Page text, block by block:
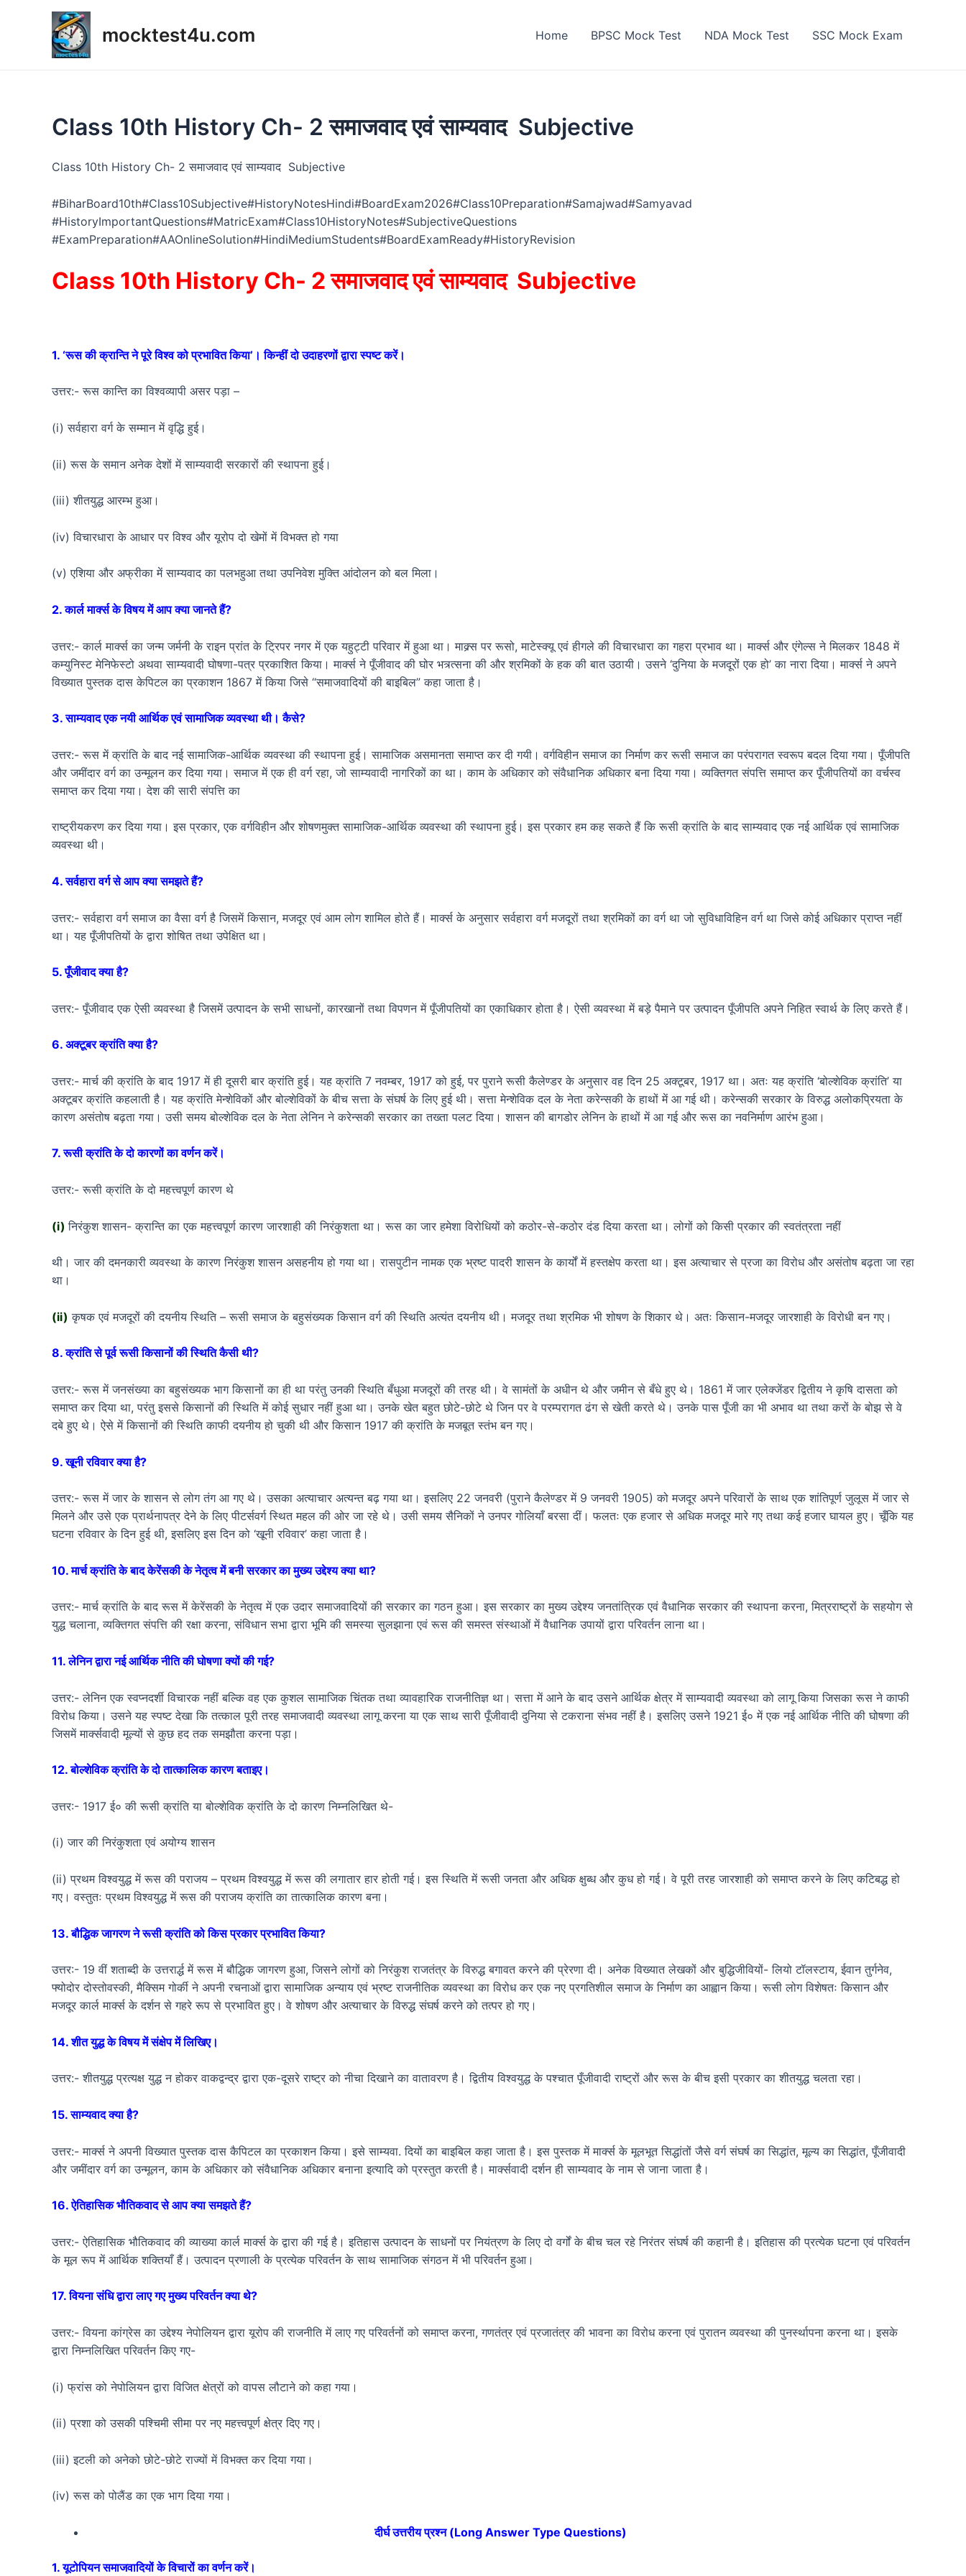
mocktest4u.com Home BPSC Mock Test NDA Mock Test SSC Mock Exam
Class 10th History Ch- 2 समाजवाद एवं साम्यवाद Subjective
Class 10th History Ch- 2 समाजवाद एवं साम्यवाद Subjective
#BiharBoard10th#Class10Subjective#HistoryNotesHindi#BoardExam2026#Class10Preparation#Samajwad#Samyavad
#HistoryImportantQuestions#MatricExam#Class10HistoryNotes#SubjectiveQuestions
#ExamPreparation#AAOnlineSolution#HindiMediumStudents#BoardExamReady#HistoryRevision
Class 10th History Ch- 2 समाजवाद एवं साम्यवाद Subjective
1. ‘रूस की क्रान्ति ने पूरे विश्व को प्रभावित किया’। किन्हीं दो उदाहरणों द्वारा स्पष्ट करें।
उत्तर:- रूस कान्ति का विश्वव्यापी असर पड़ा –
(i) सर्वहारा वर्ग के सम्मान में वृद्धि हुई।
(ii) रूस के समान अनेक देशों में साम्यवादी सरकारों की स्थापना हुई।
(iii) शीतयुद्ध आरम्भ हुआ।
(iv) विचारधारा के आधार पर विश्व और यूरोप दो खेमों में विभक्त हो गया
(v) एशिया और अफ्रीका में साम्यवाद का पलभहुआ तथा उपनिवेश मुक्ति आंदोलन को बल मिला।
2. कार्ल मार्क्स के विषय में आप क्या जानते हैं?
उत्तर:- कार्ल मार्क्स का जन्म जर्मनी के राइन प्रांत के ट्रिपर नगर में एक यहुट्टी परिवार में हुआ था। माक्र्स पर रूसो, माटेस्क्यू एवं हीगले की विचारधारा का गहरा प्रभाव था। मार्क्स और एंगेल्स ने मिलकर 1848 में
कम्युनिस्ट मेनिफेस्टो अथवा साम्यवादी घोषणा-पत्र प्रकाशित किया। मार्क्स ने पूँजीवाद की घोर भत्र्त्सना की और श्रमिकों के हक की बात उठायी। उसने ‘दुनिया के मजदूरों एक हो’ का नारा दिया। मार्क्स ने अपने
विख्यात पुस्तक दास केपिटल का प्रकाशन 1867 में किया जिसे “समाजवादियों की बाइबिल” कहा जाता है।
3. साम्यवाद एक नयी आर्थिक एवं सामाजिक व्यवस्था थी। कैसे?
उत्तर:- रूस में क्रांति के बाद नई सामाजिक-आर्थिक व्यवस्था की स्थापना हुई। सामाजिक असमानता समाप्त कर दी गयी। वर्गविहीन समाज का निर्माण कर रूसी समाज का परंपरागत स्वरूप बदल दिया गया। पूँजीपति
और जमींदार वर्ग का उन्मूलन कर दिया गया। समाज में एक ही वर्ग रहा, जो साम्यवादी नागरिकों का था। काम के अधिकार को संवैधानिक अधिकार बना दिया गया। व्यक्तिगत संपत्ति समाप्त कर पूँजीपतियों का वर्चस्व
समाप्त कर दिया गया। देश की सारी संपत्ति का
राष्ट्रीयकरण कर दिया गया। इस प्रकार, एक वर्गविहीन और शोषणमुक्त सामाजिक-आर्थिक व्यवस्था की स्थापना हुई। इस प्रकार हम कह सकते हैं कि रूसी क्रांति के बाद साम्यवाद एक नई आर्थिक एवं सामाजिक
व्यवस्था थी।
4. सर्वहारा वर्ग से आप क्या समझते हैं?
उत्तर:- सर्वहारा वर्ग समाज का वैसा वर्ग है जिसमें किसान, मजदूर एवं आम लोग शामिल होते हैं। मार्क्स के अनुसार सर्वहारा वर्ग मजदूरों तथा श्रमिकों का वर्ग था जो सुविधाविहिन वर्ग था जिसे कोई अधिकार प्राप्त नहीं
था। यह पूँजीपतियों के द्वारा शोषित तथा उपेक्षित था।
5. पूँजीवाद क्या है?
उत्तर:- पूँजीवाद एक ऐसी व्यवस्था है जिसमें उत्पादन के सभी साधनों, कारखानों तथा विपणन में पूँजीपतियों का एकाधिकार होता है। ऐसी व्यवस्था में बड़े पैमाने पर उत्पादन पूँजीपति अपने निहित स्वार्थ के लिए करते हैं।
6. अक्टूबर क्रांति क्या है?
उत्तर:- मार्च की क्रांति के बाद 1917 में ही दूसरी बार क्रांति हुई। यह क्रांति 7 नवम्बर, 1917 को हुई, पर पुराने रूसी कैलेण्डर के अनुसार वह दिन 25 अक्टूबर, 1917 था। अतः यह क्रांति ‘बोल्शेविक क्रांति’ या
अक्टूबर क्रांति कहलाती है। यह क्रांति मेन्शेविकों और बोल्शेविकों के बीच सत्ता के संघर्ष के लिए हुई थी। सत्ता मेन्शेविक दल के नेता करेन्सकी के हाथों में आ गई थी। करेन्सकी सरकार के विरुद्ध अलोकप्रियता के
कारण असंतोष बढ़ता गया। उसी समय बोल्शेविक दल के नेता लेनिन ने करेन्सकी सरकार का तख्ता पलट दिया। शासन की बागडोर लेनिन के हाथों में आ गई और रूस का नवनिर्माण आरंभ हुआ।
7. रूसी क्रांति के दो कारणों का वर्णन करें।
उत्तर:- रूसी क्रांति के दो महत्त्वपूर्ण कारण थे
(i)निरंकुश शासन- क्रान्ति का एक महत्त्वपूर्ण कारण जारशाही की निरंकुशता था। रूस का जार हमेशा विरोधियों को कठोर-से-कठोर दंड दिया करता था। लोगों को किसी प्रकार की स्वतंत्रता नहीं
थी। जार की दमनकारी व्यवस्था के कारण निरंकुश शासन असहनीय हो गया था। रासपुटीन नामक एक भ्रष्ट पादरी शासन के कार्यों में हस्तक्षेप करता था। इस अत्याचार से प्रजा का विरोध और असंतोष बढ़ता जा रहा
था।
(ii) कृषक एवं मजदूरों की दयनीय स्थिति – रूसी समाज के बहुसंख्यक किसान वर्ग की स्थिति अत्यंत दयनीय थी। मजदूर तथा श्रमिक भी शोषण के शिकार थे। अतः किसान-मजदूर जारशाही के विरोधी बन गए।
8. क्रांति से पूर्व रूसी किसानों की स्थिति कैसी थी?
उत्तर:- रूस में जनसंख्या का बहुसंख्यक भाग किसानों का ही था परंतु उनकी स्थिति बँधुआ मजदूरों की तरह थी। वे सामंतों के अधीन थे और जमीन से बँधे हुए थे। 1861 में जार एलेक्जेंडर द्वितीय ने कृषि दासता को
समाप्त कर दिया था, परंतु इससे किसानों की स्थिति में कोई सुधार नहीं हुआ था। उनके खेत बहुत छोटे-छोटे थे जिन पर वे परम्परागत ढंग से खेती करते थे। उनके पास पूँजी का भी अभाव था तथा करों के बोझ से वे
दबे हुए थे। ऐसे में किसानों की स्थिति काफी दयनीय हो चुकी थी और किसान 1917 की क्रांति के मजबूत स्तंभ बन गए।
9. खूनी रविवार क्या है?
उत्तर:- रूस में जार के शासन से लोग तंग आ गए थे। उसका अत्याचार अत्यन्त बढ़ गया था। इसलिए 22 जनवरी (पुराने कैलेण्डर में 9 जनवरी 1905) को मजदूर अपने परिवारों के साथ एक शांतिपूर्ण जुलूस में जार से
मिलने और उसे एक प्रार्थनापत्र देने के लिए पीटर्सवर्ग स्थित महल की ओर जा रहे थे। उसी समय सैनिकों ने उनपर गोलियाँ बरसा दीं। फलतः एक हजार से अधिक मजदूर मारे गए तथा कई हजार घायल हुए। चूँकि यह
घटना रविवार के दिन हुई थी, इसलिए इस दिन को ‘खूनी रविवार’ कहा जाता है।
10. मार्च क्रांति के बाद केरेंसकी के नेतृत्व में बनी सरकार का मुख्य उद्देश्य क्या था?
उत्तर:- मार्च क्रांति के बाद रूस में केरेंसकी के नेतृत्व में एक उदार समाजवादियों की सरकार का गठन हुआ। इस सरकार का मुख्य उद्देश्य जनतांत्रिक एवं वैधानिक सरकार की स्थापना करना, मित्रराष्ट्रों के सहयोग से
युद्ध चलाना, व्यक्तिगत संपत्ति की रक्षा करना, संविधान सभा द्वारा भूमि की समस्या सुलझाना एवं रूस की समस्त संस्थाओं में वैधानिक उपायों द्वारा परिवर्तन लाना था।
11. लेनिन द्वारा नई आर्थिक नीति की घोषणा क्यों की गई?
उत्तर:- लेनिन एक स्वप्नदर्शी विचारक नहीं बल्कि वह एक कुशल सामाजिक चिंतक तथा व्यावहारिक राजनीतिज्ञ था। सत्ता में आने के बाद उसने आर्थिक क्षेत्र में साम्यवादी व्यवस्था को लागू किया जिसका रूस ने काफी
विरोध किया। उसने यह स्पष्ट देखा कि तत्काल पूरी तरह समाजवादी व्यवस्था लागू करना या एक साथ सारी पूँजीवादी दुनिया से टकराना संभव नहीं है। इसलिए उसने 1921 ई० में एक नई आर्थिक नीति की घोषणा की
जिसमें मार्क्सवादी मूल्यों से कुछ हद तक समझौता करना पड़ा।
12. बोल्शेविक क्रांति के दो तात्कालिक कारण बताइए।
उत्तर:- 1917 ई० की रूसी क्रांति या बोल्शेविक क्रांति के दो कारण निम्नलिखित थे-
(i) जार की निरंकुशता एवं अयोग्य शासन
(ii) प्रथम विश्वयुद्ध में रूस की पराजय – प्रथम विश्वयुद्ध में रूस की लगातार हार होती गई। इस स्थिति में रूसी जनता और अधिक क्षुब्ध और कुध हो गई। वे पूरी तरह जारशाही को समाप्त करने के लिए कटिबद्ध हो
गए। वस्तुतः प्रथम विश्वयुद्ध में रूस की पराजय क्रांति का तात्कालिक कारण बना।
13. बौद्धिक जागरण ने रूसी क्रांति को किस प्रकार प्रभावित किया?
उत्तर:- 19 वीं शताब्दी के उत्तरार्द्ध में रूस में बौद्धिक जागरण हुआ, जिसने लोगों को निरंकुश राजतंत्र के विरुद्ध बगावत करने की प्रेरणा दी। अनेक विख्यात लेखकों और बुद्धिजीवियों- लियो टॉलस्टाय, ईवान तुर्गनेव,
फ्योदोर दोस्तोवस्की, मैक्सिम गोर्की ने अपनी रचनाओं द्वारा सामाजिक अन्याय एवं भ्रष्ट राजनीतिक व्यवस्था का विरोध कर एक नए प्रगतिशील समाज के निर्माण का आह्वान किया। रूसी लोग विशेषतः किसान और
मजदूर कार्ल मार्क्स के दर्शन से गहरे रूप से प्रभावित हुए। वे शोषण और अत्याचार के विरुद्ध संघर्ष करने को तत्पर हो गए।
14. शीत युद्ध के विषय में संक्षेप में लिखिए।
उत्तर:- शीतयुद्ध प्रत्यक्ष युद्ध न होकर वाकद्वन्द्र द्वारा एक-दूसरे राष्ट्र को नीचा दिखाने का वातावरण है। द्वितीय विश्वयुद्ध के पश्चात पूँजीवादी राष्ट्रों और रूस के बीच इसी प्रकार का शीतयुद्ध चलता रहा।
15. साम्यवाद क्या है?
उत्तर:- मार्क्स ने अपनी विख्यात पुस्तक दास कैपिटल का प्रकाशन किया। इसे साम्यवा. दियों का बाइबिल कहा जाता है। इस पुस्तक में मार्क्स के मूलभूत सिद्धांतों जैसे वर्ग संघर्ष का सिद्धांत, मूल्य का सिद्धांत, पूँजीवादी
और जमींदार वर्ग का उन्मूलन, काम के अधिकार को संवैधानिक अधिकार बनाना इत्यादि को प्रस्तुत करती है। मार्क्सवादी दर्शन ही साम्यवाद के नाम से जाना जाता है।
16. ऐतिहासिक भौतिकवाद से आप क्या समझते हैं?
उत्तर:- ऐतिहासिक भौतिकवाद की व्याख्या कार्ल मार्क्स के द्वारा की गई है। इतिहास उत्पादन के साधनों पर नियंत्रण के लिए दो वर्गों के बीच चल रहे निरंतर संघर्ष की कहानी है। इतिहास की प्रत्येक घटना एवं परिवर्तन
के मूल रूप में आर्थिक शक्तियाँ हैं। उत्पादन प्रणाली के प्रत्येक परिवर्तन के साथ सामाजिक संगठन में भी परिवर्तन हुआ।
17. वियना संधि द्वारा लाए गए मुख्य परिवर्तन क्या थे?
उत्तर:- वियना कांग्रेस का उद्देश्य नेपोलियन द्वारा यूरोप की राजनीति में लाए गए परिवर्तनों को समाप्त करना, गणतंत्र एवं प्रजातंत्र की भावना का विरोध करना एवं पुरातन व्यवस्था की पुनर्स्थापना करना था। इसके
द्वारा निम्नलिखित परिवर्तन किए गए-
(i) फ्रांस को नेपोलियन द्वारा विजित क्षेत्रों को वापस लौटाने को कहा गया।
(ii) प्रशा को उसकी पश्चिमी सीमा पर नए महत्त्वपूर्ण क्षेत्र दिए गए।
(iii) इटली को अनेको छोटे-छोटे राज्यों में विभक्त कर दिया गया।
(iv) रूस को पोलैंड का एक भाग दिया गया।
दीर्घ उत्तरीय प्रश्न (Long Answer Type Questions)
1. यूटोपियन समाजवादियों के विचारों का वर्णन करें।